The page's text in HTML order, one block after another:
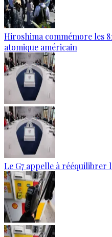
Hiroshima commémore les
atomique américain
Le G7 appelle à rééquilibrer